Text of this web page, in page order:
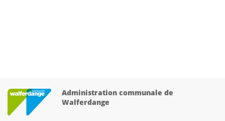
Administration communale de
Walferdange